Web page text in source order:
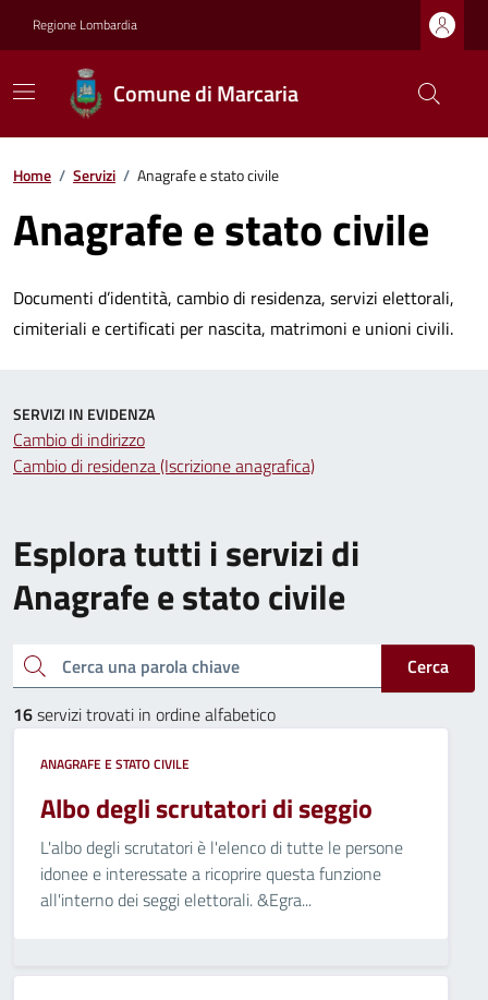
Regione Lombardia
Comune di Marcaria
Home / Servizi / Anagrafe e stato civile
Anagrafe e stato civile
Documenti d’identità, cambio di residenza, servizi elettorali,
cimiteriali e certificati per nascita, matrimoni e unioni civili.
Esplora tutti i servizi di
Anagrafe e stato civile
Cerca una parola chiave
Cerca
16servizi trovati in ordine alfabetico
ANAGRAFE E STATO CIVILE
Albo degli scrutatori di seggio
L'albo degli scrutatori è l'elenco di tutte le persone
idonee e interessate a ricoprire questa funzione
all'interno dei seggi elettorali. &Egra...
SERVIZI IN EVIDENZA
Cambio di indirizzo
Cambio di residenza (Iscrizione anagrafica)